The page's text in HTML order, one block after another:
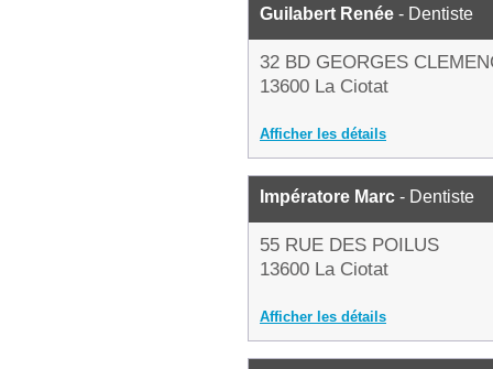
Guilabert Renée - Dentiste
32 BD GEORGES
13600 La Ciotat
Afficher les détails
Impératore Marc - Dentiste
55 RUE DES POILUS
13600 La Ciotat
Afficher les détails